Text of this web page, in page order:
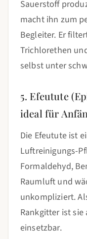
Sauerstoff
macht ihn zum
Begleiter. Er
Trichlorethen
selbst unter
5. Efeutute
ideal für
Die Efeutute ist
Luftreinigungs-
Formaldehyd,
Raumluft und
unkompliziert.
Rankgitter ist
einsetzbar.